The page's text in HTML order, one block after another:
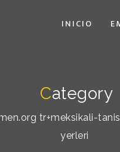
INICIO
Category
tr+meksikali-
yerleri